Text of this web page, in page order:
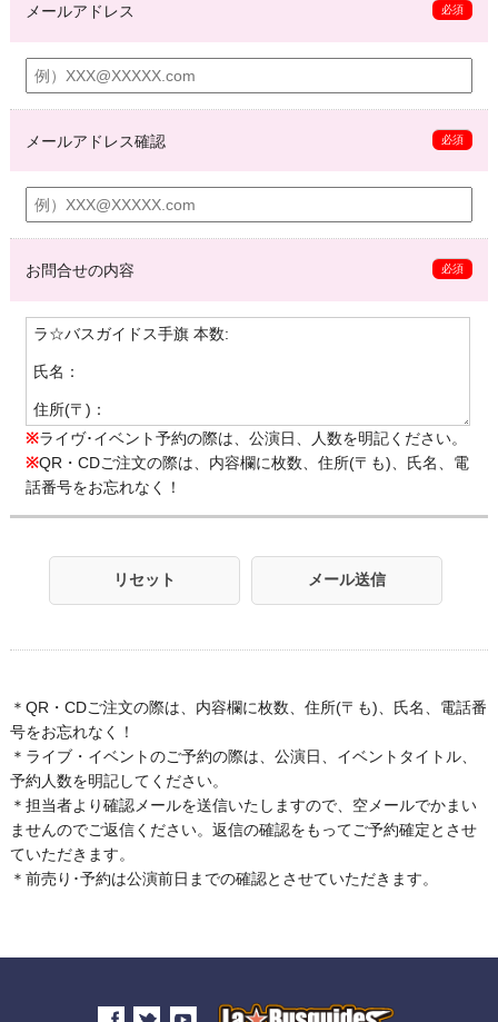
メールアドレス 必須
メールアドレス確認 必須
お問合せの内容 必須
※ライヴ･イベント予約の際は、公演日、人数を明記ください。
※QR・CDご注文の際は、内容欄に枚数、住所(〒も)、氏名、電
話番号をお忘れなく！
リセット メール送信
＊QR・CDご注文の際は、内容欄に枚数、住所(〒も)、氏名、電話番
号をお忘れなく！
＊ライブ・イベントのご予約の際は、公演日、イベントタイトル、
予約人数を明記してください。
＊担当者より確認メールを送信いたしますので、空メールでかまい
ませんのでご返信ください。返信の確認をもってご予約確定とさせ
ていただきます。
＊前売り･予約は公演前日までの確認とさせていただきます。